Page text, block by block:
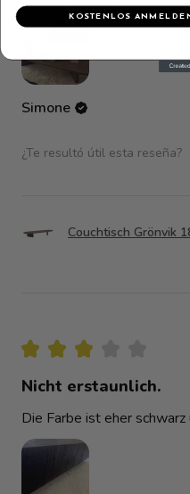
Simone
¿Te resultó útil esta reseña?
Couchtisch Grönvik
★ ★ ★
Nicht erstaunlich.
Die Farbe ist eher
KOSTENLOS